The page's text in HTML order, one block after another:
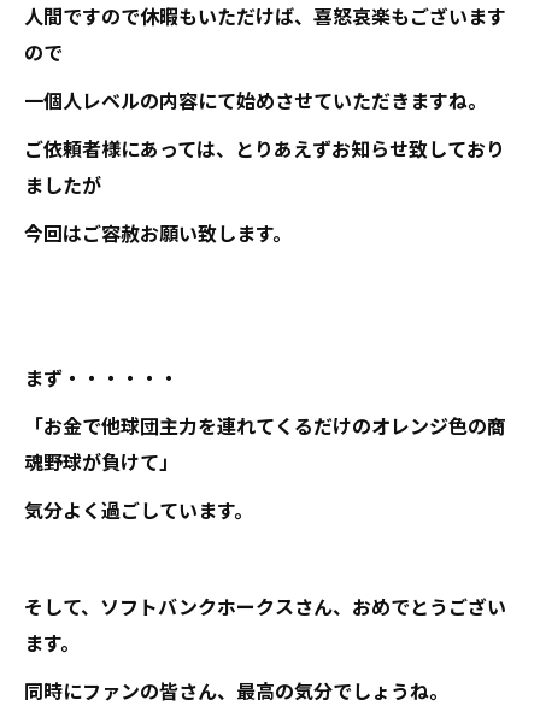
人間ですので休暇もいただけば、喜怒哀楽もございます
ので
一個人レベルの内容にて始めさせていただきますね。
ご依頼者様にあっては、とりあえずお知らせ致しており
ましたが
今回はご容赦お願い致します。
まず・・・・・・
「お金で他球団主力を連れてくるだけのオレンジ色の商
魂野球が負けて」
気分よく過ごしています。
そして、ソフトバンクホークスさん、おめでとうござい
ます。
同時にファンの皆さん、最高の気分でしょうね。